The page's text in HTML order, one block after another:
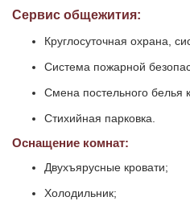
Сервис общежития:
Круглосуточная охрана,
Система пожарной
Смена постельного белья
Стихийная парковка.
Оснащение комнат:
Двухъярусные кровати;
Холодильник;